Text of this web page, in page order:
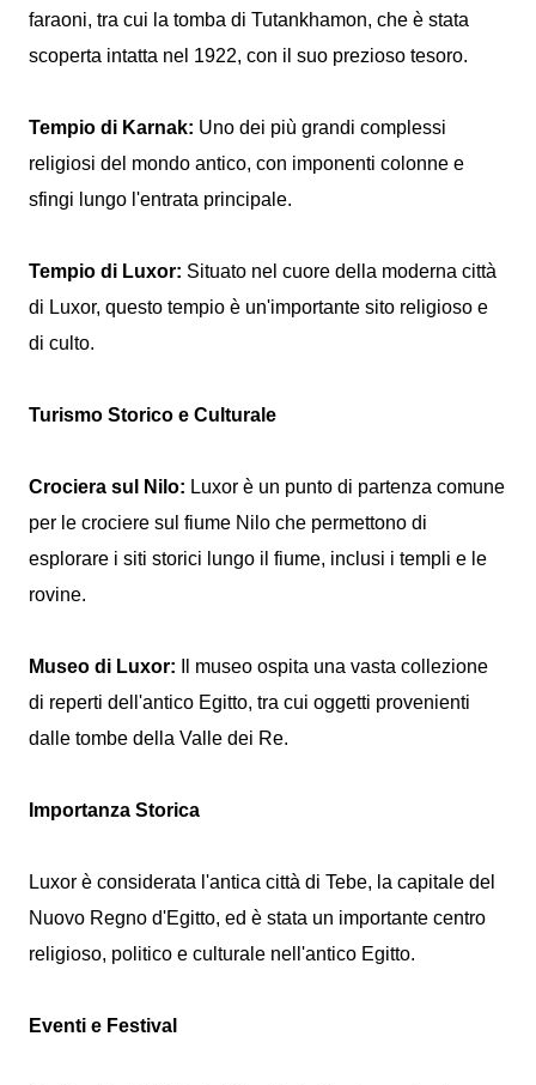
faraoni, tra cui la tomba di Tutankhamon, che è stata
scoperta intatta nel 1922, con il suo prezioso tesoro.
Tempio di Karnak: Uno dei più grandi complessi
religiosi del mondo antico, con imponenti colonne e
sfingi lungo l'entrata principale.
Tempio di Luxor: Situato nel cuore della moderna città
di Luxor, questo tempio è un'importante sito religioso e
di culto.
Turismo Storico e Culturale
Crociera sul Nilo: Luxor è un punto di partenza comune
per le crociere sul fiume Nilo che permettono di
esplorare i siti storici lungo il fiume, inclusi i templi e le
rovine.
Museo di Luxor:
Il museo ospita una vasta collezione
di reperti dell'antico Egitto, tra cui oggetti provenienti
dalle tombe della Valle dei Re.
Importanza Storica
Luxor è considerata l'antica città di Tebe, la capitale del
Nuovo Regno d'Egitto, ed è stata un importante centro
religioso, politico e culturale nell'antico Egitto.
Eventi e Festival